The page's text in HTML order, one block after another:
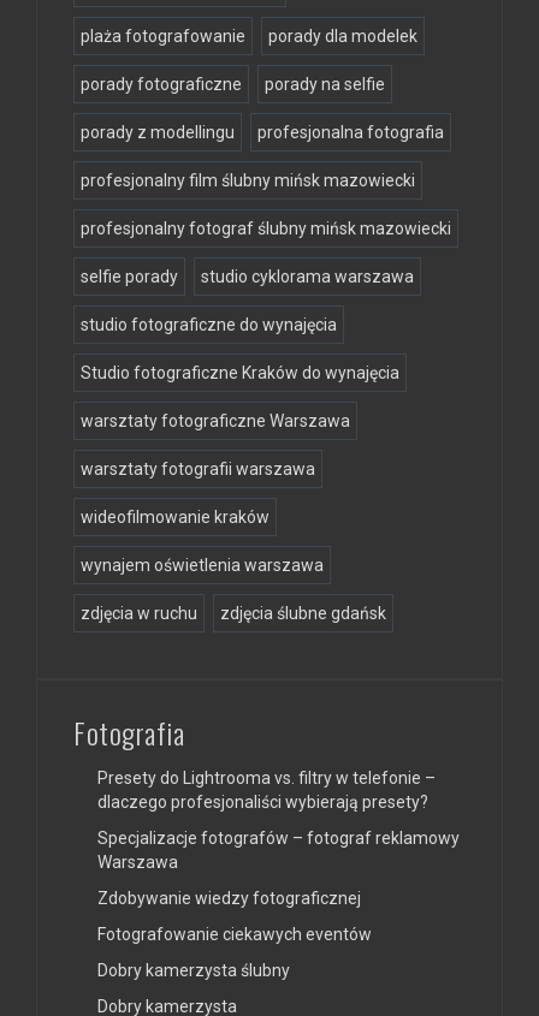
plaża fotografowanie porady dla modelek
porady fotograficzne porady na selfie
porady z modellingu profesjonalna fotografia
profesjonalny film ślubny mińsk mazowiecki
profesjonalny fotograf ślubny mińsk mazowiecki
selfie porady studio cyklorama warszawa
studio fotograficzne do wynajęcia
Studio fotograficzne Kraków do wynajęcia
warsztaty fotograficzne Warszawa
warsztaty fotografii warszawa
wideofilmowanie kraków
wynajem oświetlenia warszawa
zdjęcia w ruchu zdjęcia ślubne gdańsk
Fotografia
Presety do Lightrooma vs. filtry w telefonie –
dlaczego profesjonaliści wybierają presety?
Specjalizacje fotografów – fotograf reklamowy
Warszawa
Zdobywanie wiedzy fotograficznej
Fotografowanie ciekawych eventów
Dobry kamerzysta ślubny
Dobry kamerzysta